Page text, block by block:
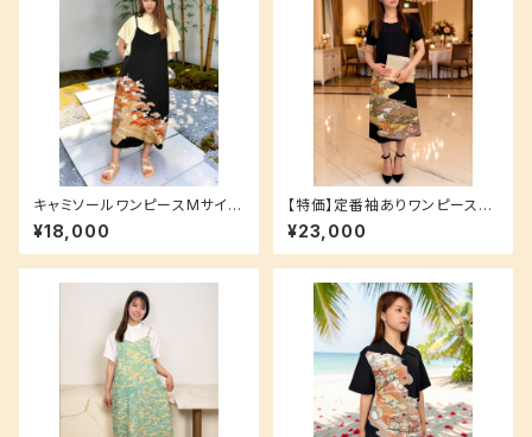
キャミソールワンピースMサイズ
(ロング丈) 【重ね着で簡単ラフ
コーデ♪】 洗えるシルク素材 黒
留袖 松柄
¥18,000
【特価】定番袖ありワンピースS
サイズ 裏地付き 洗えるシルク生
¥23,000